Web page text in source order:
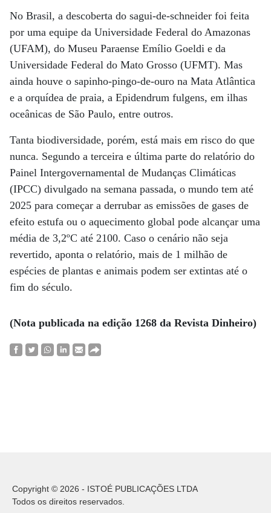
No Brasil, a descoberta do sagui-de-schneider foi feita
por uma equipe da Universidade Federal do Amazonas
(UFAM), do Museu Paraense Emílio Goeldi e da
Universidade Federal do Mato Grosso (UFMT). Mas
ainda houve o sapinho-pingo-de-ouro na Mata Atlântica
e a orquídea de praia, a Epidendrum fulgens, em ilhas
oceânicas de São Paulo, entre outros.
Tanta biodiversidade, porém, está mais em risco do que
nunca. Segundo a terceira e última parte do relatório do
Painel Intergovernamental de Mudanças Climáticas
(IPCC) divulgado na semana passada, o mundo tem até
2025 para começar a derrubar as emissões de gases de
efeito estufa ou o aquecimento global pode alcançar uma
média de 3,2ºC até 2100. Caso o cenário não seja
revertido, aponta o relatório, mais de 1 milhão de
espécies de plantas e animais podem ser extintas até o
fim do século.
(Nota publicada na edição 1268 da Revista Dinheiro)
Copyright © 2026 - ISTOÉ PUBLICAÇÕES LTDA
Todos os direitos reservados.